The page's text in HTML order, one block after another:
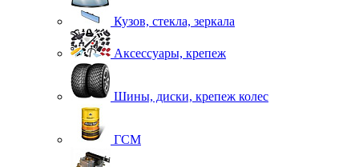
Кузов, стекла, зеркала
Аксессуары, крепеж
Шины, диски, крепеж колес
ГСМ